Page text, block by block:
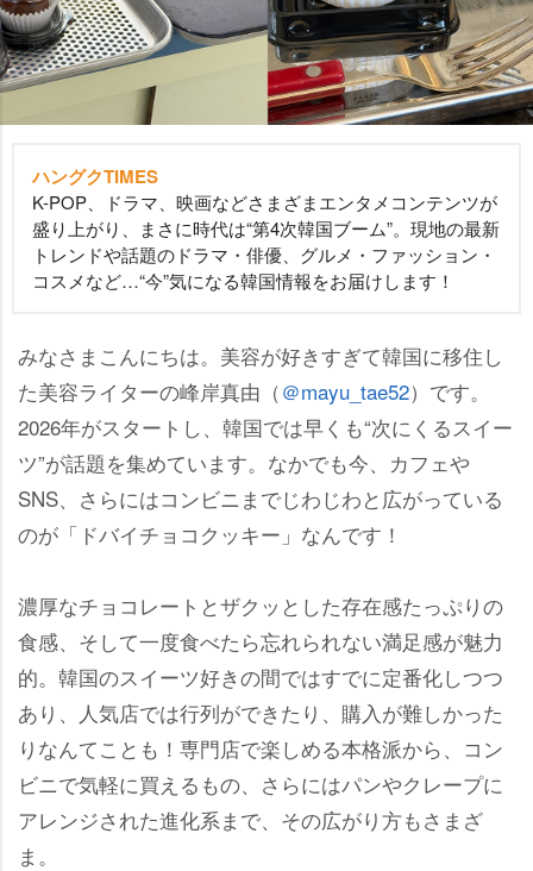
ハングクTIMES
K-POP、ドラマ、映画などさまざまエンタメコンテンツが
盛り上がり、まさに時代は“第4次韓国ブーム”。現地の最新
トレンドや話題のドラマ・俳優、グルメ・ファッション・
コスメなど…“今”気になる韓国情報をお届けします！
みなさまこんにちは。美容が好きすぎて韓国に移住し
た美容ライターの峰岸真由（＠mayu_tae52）です。
2026年がスタートし、韓国では早くも“次にくるスイー
ツ”が話題を集めています。なかでも今、カフェ
SNS、さらにはコンビニまでじわじわと広がっている
のが「ドバイチョコクッキー」なんです！
濃厚なチョコレートとザクッとした存在感たっぷりの
食感、そして一度食べたら忘れられない満足感が魅力
的。韓国のスイーツ好きの間ではすでに定番化しつつ
あり、人気店では行列ができたり、購入が難しかった
りなんてことも！専門店で楽しめる本格派から、コン
ビニで気軽に買えるもの、さらにはパンやクレープに
アレンジされた進化系まで、その広がり方もさまざ
ま。